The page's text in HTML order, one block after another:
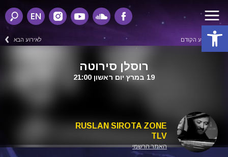
פתח סרגל נגישות
EN
לאירוע הקודם לאירוע הבא
רוסלן סירוטה
19 במרץ יום ראשון 21:00
RUSLAN SIROTA ZONE
TLV
האתר הרשמי